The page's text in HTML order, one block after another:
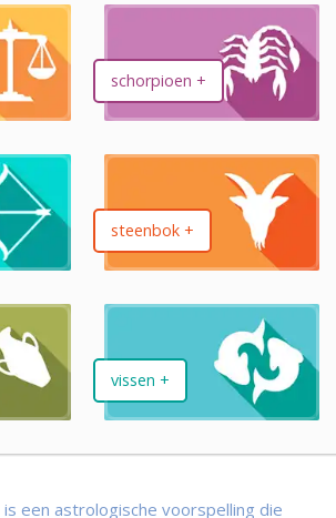
schorpioen +
steenbok +
vissen +
een astrologische voorspelling die